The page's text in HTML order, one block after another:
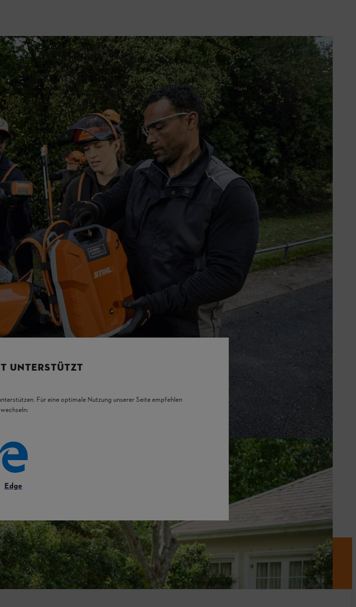
ebenso verdienen wie leistungsstarke Geräte.
und kreative Projektideen.
UNTERSTÜTZT
Für eine optimale Nutzung unserer Seite empfehlen
Edge